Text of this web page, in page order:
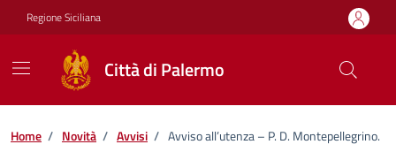
Vai ai contenuti
Vai al footer
Regione Siciliana
Città di Palermo
Home / Novità / Avvisi / Avviso all’utenza – P. D. Montepellegrino.